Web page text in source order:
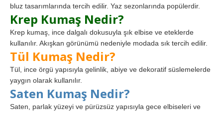
bluz tasarımlarında tercih edilir. Yaz sezonlarında popülerdir.
Krep Kumaş Nedir?
Krep kumaş, ince dalgalı dokusuyla şık elbise ve eteklerde
kullanılır. Akışkan görünümü nedeniyle modada sık tercih edilir.
Tül Kumaş Nedir?
Tül, ince örgü yapısıyla gelinlik, abiye ve dekoratif süslemelerde
yaygın olarak kullanılır.
Saten Kumaş Nedir?
Saten, parlak yüzeyi ve pürüzsüz yapısıyla gece elbiseleri ve